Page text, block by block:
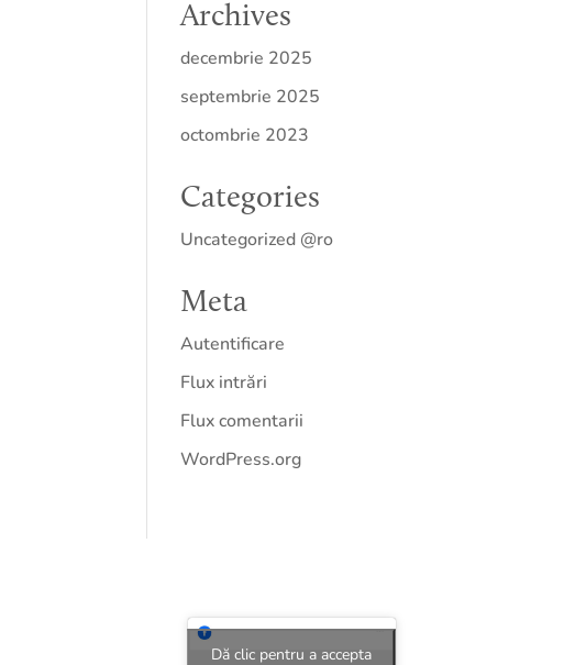
Archives
decembrie 2025
septembrie 2025
octombrie 2023
Categories
Uncategorized @ro
Meta
Autentificare
Flux intrări
Flux comentarii
WordPress.org
Dă clic pentru a accepta